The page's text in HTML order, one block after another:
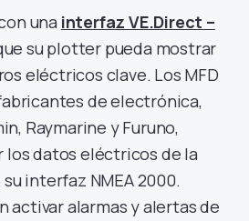
una interfaz VE.Direct –
su plotter pueda mostrar
eléctricos clave. Los MFD
de electrónica,
Raymarine y Furuno,
los datos eléctricos de la
interfaz NMEA 2000.
activar alarmas y alertas de